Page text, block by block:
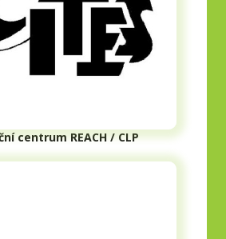
centrum REACH / CLP